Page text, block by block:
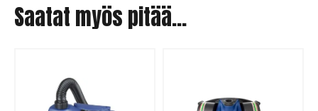
Saatat myös pitää...